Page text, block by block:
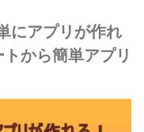
にアプリが作れ
から簡単アプリ